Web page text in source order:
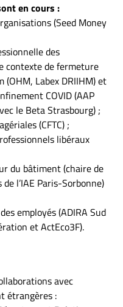
en cours :
(Seed Money
des
contexte de fermeture
(OHM, Labex DRIIHM) et
COVID (AAP
le Beta Strasbourg) ;
(CFTC) ;
libéraux
du bâtiment (chaire de
l’IAE Paris-Sorbonne)
employés (ADIRA Sud
et ActEco3F).
avec
étrangères :